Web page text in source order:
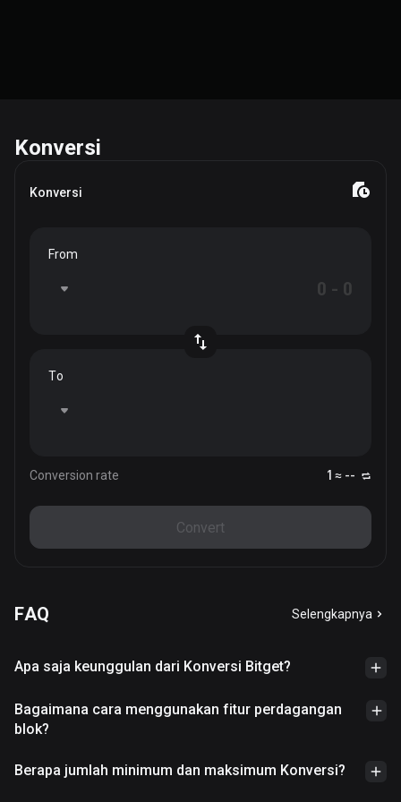
Konversi
Konversi
From
To
Conversion rate 1 ≈ --
Convert
FAQ Selengkapnya
Apa saja keunggulan dari Konversi Bitget?
Bagaimana cara menggunakan fitur perdagangan
blok?
Berapa jumlah minimum dan maksimum Konversi?